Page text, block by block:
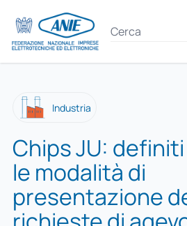
Industria
Chips JU:
le modalità di
presentazione